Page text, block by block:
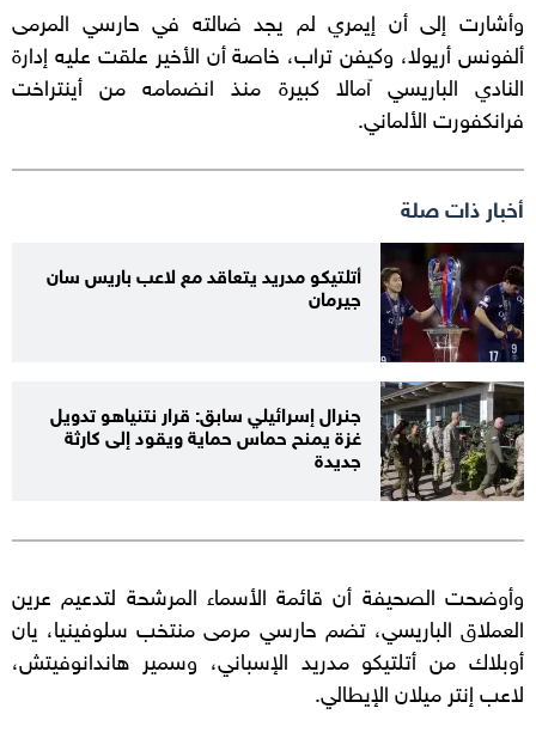
وأشارت إلى أن إيمري لم يجد ضالته في حارسي المرمى
ألفونس أريولا، وكيفن تراب، خاصة أن الأخير علقت عليه إدارة
النادي الباريسي آمالا كبيرة منذ انضمامه من أينتراخت
فرانكفورت الألماني.
أخبار ذات صلة
أتلتيكو مدريد يتعاقد مع لاعب باريس سان
جيرمان
جنرال إسرائيلي سابق: قرار نتنياهو تدويل
غزة يمنح حماس حماية ويقود إلى كارثة
جديدة
وأوضحت الصحيفة أن قائمة الأسماء المرشحة لتدعيم عرين
العملاق الباريسي، تضم حارسي مرمى منتخب سلوفينيا، يان
أوبلاك من أتلتيكو مدريد الإسباني، وسمير هاندانوفيتش،
لاعب إنتر ميلان الإيطالي.